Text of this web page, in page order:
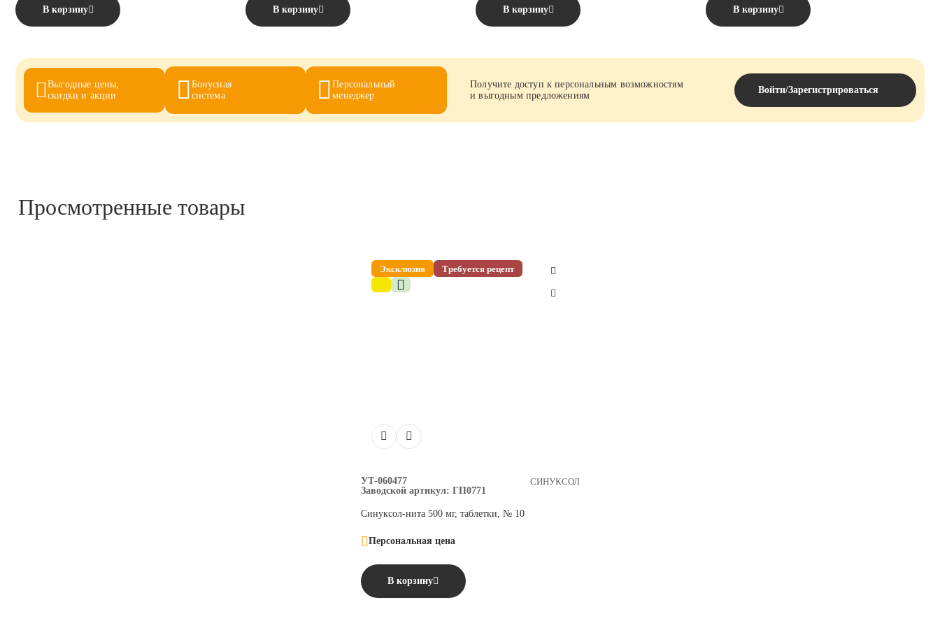
Синуксол по степени воздействия на организм относится к малоопасным
веществам (4 класс опасности согласно ГОСТ 12.1.007-76).
В корзину В корзину В корзину В корзину
Выгодные цены,
скидки и акции
Бонусная
система
Персональный
менеджер
Получите доступ к персональным возможностям
и выгодным предложениям
Войти/Зарегистрироваться
Просмотренные товары
Эксклюзив Требуется рецепт
УТ-060477
Заводской артикул: ГП0771
СИНУКСОЛ
Синуксол-нита 500 мг, таблетки, № 10
Персональная цена
В корзину